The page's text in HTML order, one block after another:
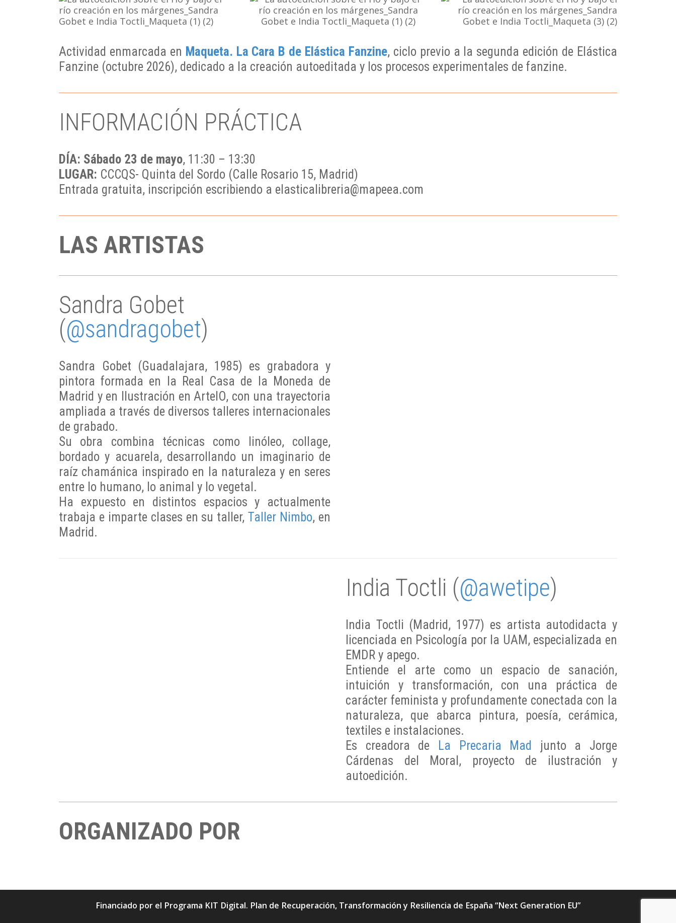
Actividad enmarcada en Maqueta. La Cara B de Elástica Fanzine, ciclo previo a la segunda edición de Elástica
Fanzine (octubre 2026), dedicado a la creación autoeditada y los procesos experimentales de fanzine.
INFORMACIÓN PRÁCTICA
DÍA: Sábado 23 de mayo, 11:30 – 13:30
LUGAR: CCCQS- Quinta del Sordo (Calle Rosario 15, Madrid)
Entrada gratuita, inscripción escribiendo a elasticalibreria@mapeea.com
LAS ARTISTAS
Sandra Gobet
(@sandragobet)
Sandra Gobet (Guadalajara, 1985) es grabadora y
pintora formada en la Real Casa de la Moneda de
Madrid y en Ilustración en ArtelO, con una trayectoria
ampliada a través de diversos talleres internacionales
de grabado.
Su obra combina técnicas como linóleo, collage,
bordado y acuarela, desarrollando un imaginario de
raíz chamánica inspirado en la naturaleza y en seres
entre lo humano, lo animal y lo vegetal.
Ha expuesto en distintos espacios y actualmente
trabaja e imparte clases en su taller,Taller Nimbo, en
Madrid.
India Toctli (@awetipe)
India Toctli (Madrid, 1977) es artista autodidacta y
licenciada en Psicología por la UAM, especializada en
EMDR y apego.
Entiende el arte como un espacio de sanación,
intuición y transformación, con una práctica de
carácter feminista y profundamente conectada con la
naturaleza, que abarca pintura, poesía, cerámica,
textiles e instalaciones.
Es creadora de
La Precaria Mad
junto a Jorge
Cárdenas del Moral, proyecto de ilustración y
autoedición.
ORGANIZADO POR
Financiado por el Programa KIT Digital. Plan de Recuperación, Transformación y Resiliencia de España “Next Generation EU”